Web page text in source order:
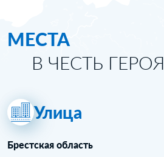
МЕСТА
В ЧЕСТЬ ГЕРОЯ
Улица
Брестская область